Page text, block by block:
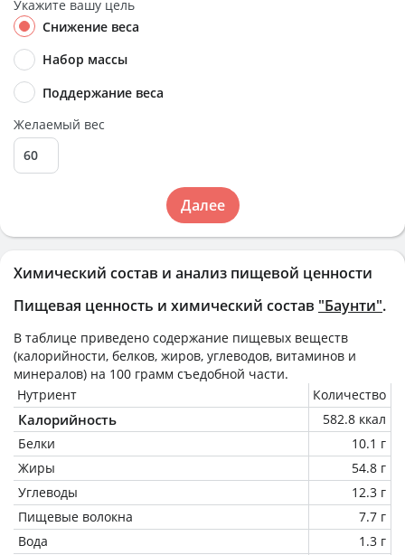
Химический состав и анализ пищевой ценности
Пищевая ценность и химический состав "Баунти".
В таблице приведено содержание пищевых веществ
(калорийности, белков, жиров, углеводов, витаминов и
минералов) на 100 грамм съедобной части.
Нутриент
Количество
Калорийность
582.8 ккал
Белки
10.1 г
Жиры
54.8 г
Углеводы
12.3 г
Пищевые волокна
7.7 г
Вода
1.3 г
Укажите вашу цель
Снижение веса
Набор массы
Поддержание веса
Желаемый вес
Далее